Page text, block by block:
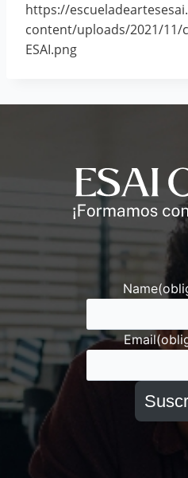
https://
content/uploads/2021/11/
ESAI.png
Name
Email